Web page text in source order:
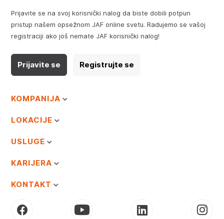
Prijavite se na svoj korisnički nalog da biste dobili potpun
pristup našem opsežnom JAF online svetu. Radujemo se vašoj
registraciji ako još nemate JAF korisnički nalog!
Prijavite se Registrujte se
KOMPANIJA
LOKACIJE
USLUGE
KARIJERA
KONTAKT